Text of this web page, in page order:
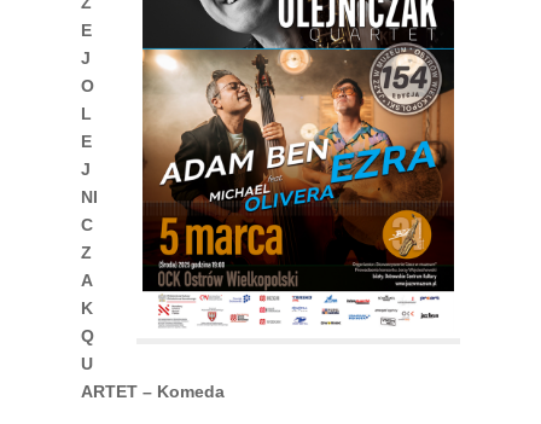
E
J
O
L
E
J
NI
C
Z
A
K
Q
U
ARTET – Komeda